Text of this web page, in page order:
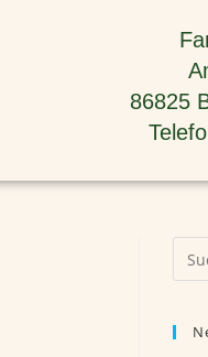
86825